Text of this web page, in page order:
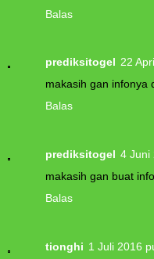
Balas
prediksitogel 22
makasih gan infonya
Balas
prediksitogel 4 Juni
makasih gan buat
Balas
tionghi 1 Juli 2016